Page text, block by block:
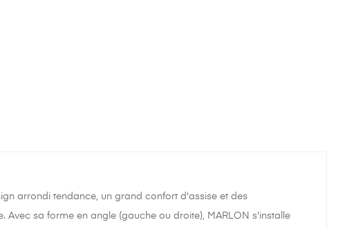
arrondi tendance, un grand confort d'assise et des
sa forme en angle (gauche ou droite), MARLON s'installe